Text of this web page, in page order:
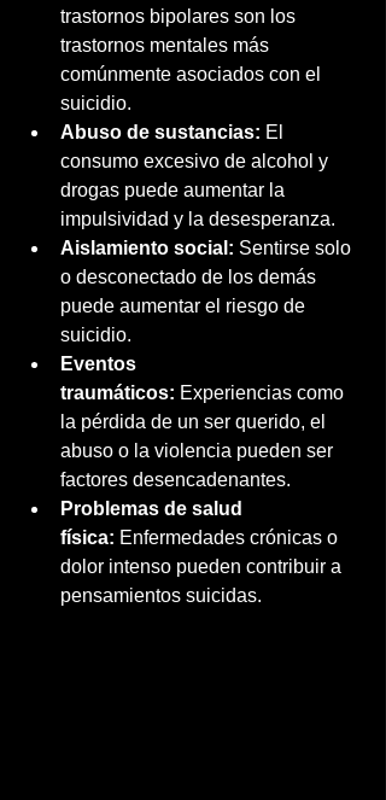
trastornos bipolares son los
trastornos mentales más
comúnmente asociados con el
suicidio.
Abuso de sustancias: El
consumo excesivo de alcohol y
drogas puede aumentar la
impulsividad y la desesperanza.
Aislamiento social: Sentirse solo
o desconectado de los demás
puede aumentar el riesgo de
suicidio.
Eventos
traumáticos: Experiencias como
la pérdida de un ser querido, el
abuso o la violencia pueden ser
factores desencadenantes.
Problemas de salud
física: Enfermedades crónicas o
dolor intenso pueden contribuir a
pensamientos suicidas.